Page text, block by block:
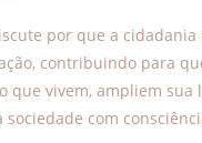
por que a cidadania
contribuindo para
que vivem, ampliem
com